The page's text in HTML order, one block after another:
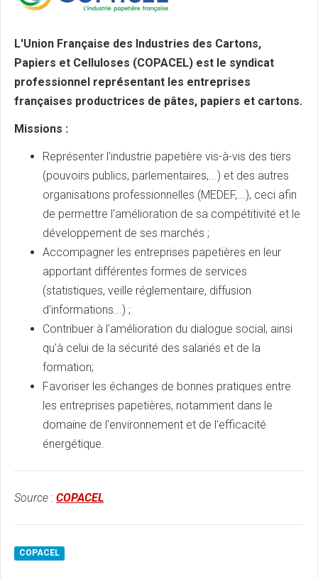
L'Union Française des Industries des Cartons,
Papiers et Celluloses (COPACEL) est le syndicat
professionnel représentant les entreprises
françaises productrices de pâtes, papiers et cartons.
Missions :
Représenter l'industrie papetière vis-à-vis des tiers
(pouvoirs publics, parlementaires,...) et des autres
organisations professionnelles (MEDEF,...), ceci afin
de permettre l'amélioration de sa compétitivité et le
développement de ses marchés ;
Accompagner les entreprises papetières en leur
apportant différentes formes de services
(statistiques, veille réglementaire, diffusion
d'informations...) ;
Contribuer à l'amélioration du dialogue social, ainsi
qu'à celui de la sécurité des salariés et de la
formation;
Favoriser les échanges de bonnes pratiques entre
les entreprises papetières, notamment dans le
domaine de l'environnement et de l'efficacité
énergétique.
Source : COPACEL
COPACEL